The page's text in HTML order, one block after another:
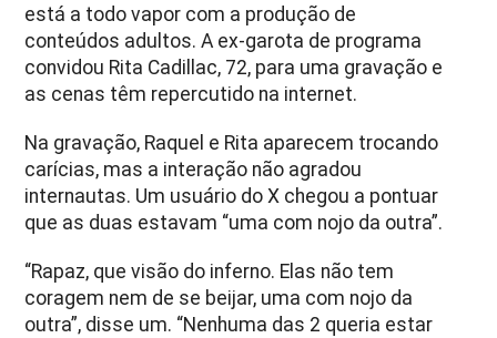
está a todo vapor com a produção de
conteúdos adultos. A ex-garota de programa
convidou Rita Cadillac, 72, para uma gravação e
as cenas têm repercutido na internet.
Na gravação, Raquel e Rita aparecem trocando
carícias, mas a interação não agradou
internautas. Um usuário do X chegou a pontuar
que as duas estavam “uma com nojo da outra”.
“Rapaz, que visão do inferno. Elas não tem
coragem nem de se beijar, uma com nojo da
outra”, disse um. “Nenhuma das 2 queria estar